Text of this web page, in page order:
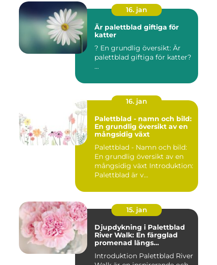
16. jan
Är palettblad giftiga för
katter
? En grundlig översikt: Är
palettblad giftiga för katter?
...
16. jan
Palettblad - namn och bild:
En grundlig översikt av en
mångsidig växt
Palettblad - Namn och bild:
En grundlig översikt av en
mångsidig växt Introduktion:
Palettblad är v...
15. jan
Djupdykning i Palettblad
River Walk: En färgglad
promenad längs
Introduktion Palettblad River